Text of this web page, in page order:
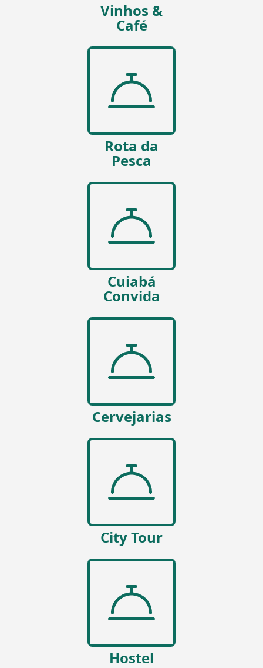
Vinhos &
Café
Rota da
Pesca
Cuiabá
Convida
Cervejarias
City Tour
Hostel